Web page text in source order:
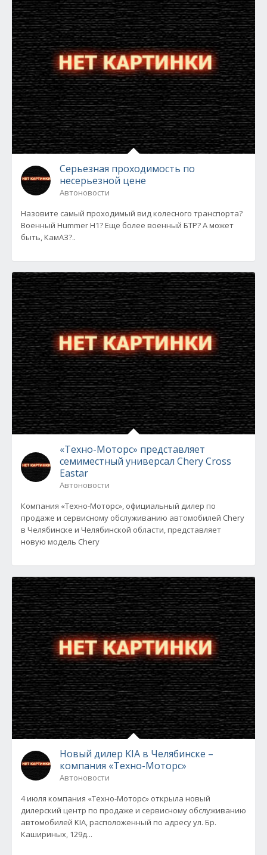
Серьезная проходимость по
несерьезной цене
Автоновости
Назовите самый проходимый вид колесного транспорта?
Военный Hummer H1? Еще более военный БТР? А может
быть, КамАЗ?..
«Техно-Моторс» представляет
семиместный универсал Сhery Cross
Eastar
Автоновости
Компания «Техно-Моторс», официальный дилер по
продаже и сервисному обслуживанию автомобилей Chery
в Челябинске и Челябинской области, представляет
новую модель Сhery
Новый дилер KIA в Челябинске –
компания «Техно-Моторс»
Автоновости
4 июля компания «Техно-Моторс» открыла новый
дилерский центр по продаже и сервисному обслуживанию
автомобилей KIA, расположенный по адресу ул. Бр.
Кашириных, 129д...